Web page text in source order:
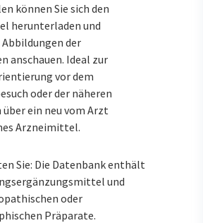
können Sie sich den
herunterladen und
der
anschauen. Ideal zur
vor dem
oder der näheren
ein neu vom Arzt
Arzneimittel.
Sie: Die Datenbank enthält
und
oder
Präparate.